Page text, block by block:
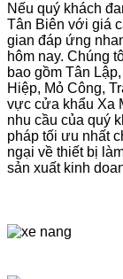
Nếu quý khách
Tân Biên với giá
gian đáp ứng
hôm nay. Chúng
bao gồm Tân
Hiệp, Mỏ Công,
vực cửa khẩu Xa
nhu cầu của quý
pháp tối ưu nhất
ngại về thiết bị
sản xuất kinh